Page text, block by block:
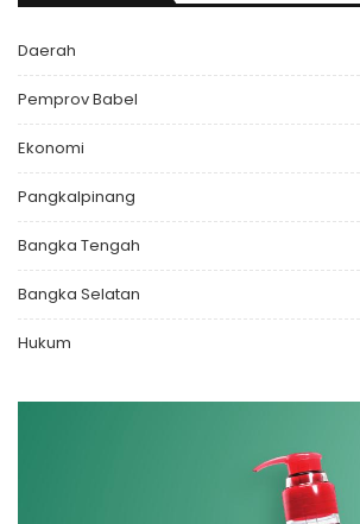
Daerah
Pemprov Babel
Ekonomi
Pangkalpinang
Bangka Tengah
Bangka Selatan
Hukum